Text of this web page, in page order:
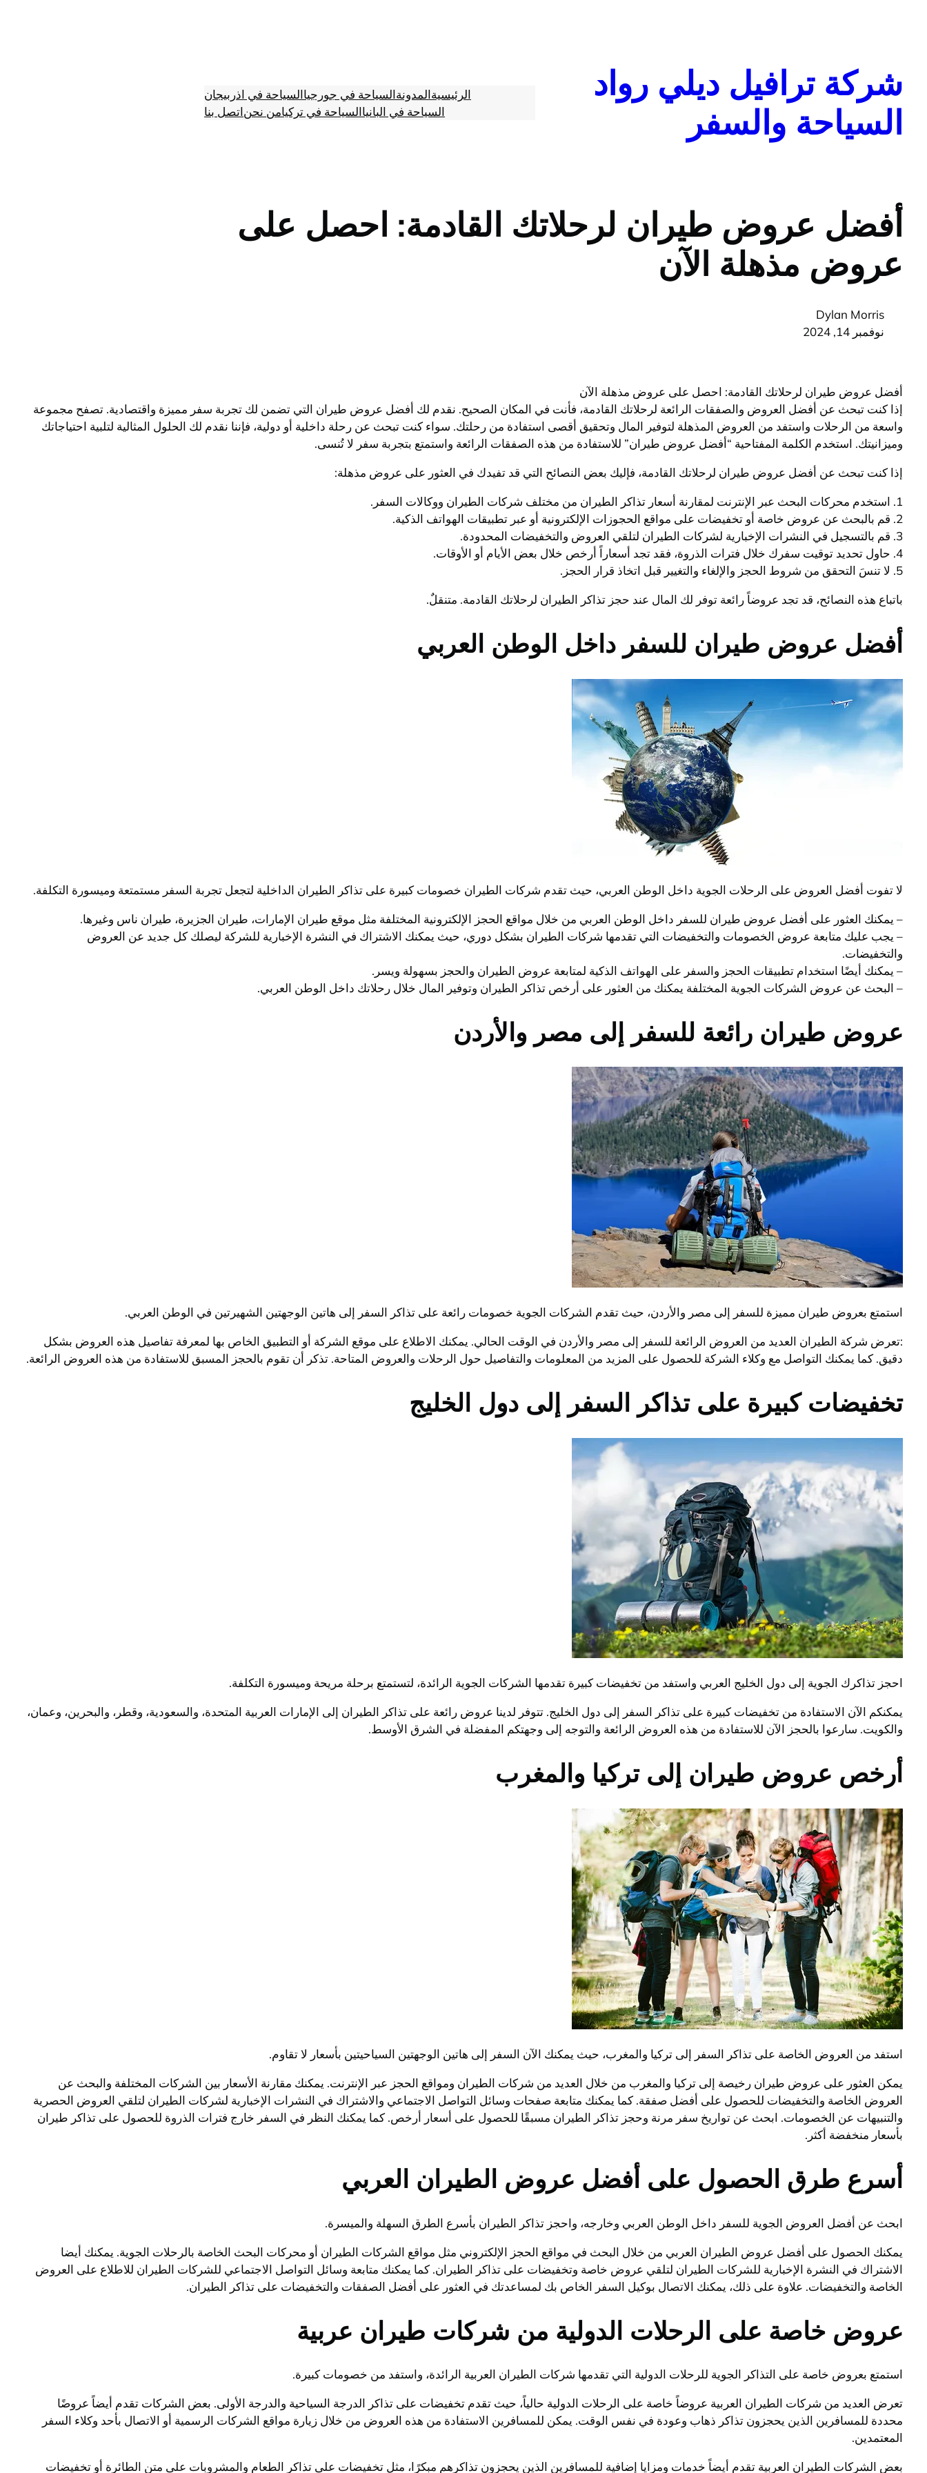
شركة ترافيل ديلي رواد
السياحة والسفر
الرئيسيةالمدونةالسياحة في جورجياالسياحة في اذربيجان
السياحة في البانياالسياحة في تركيامن نحناتصل بنا
أفضل عروض طيران لرحلاتك القادمة: احصل على
عروض مذهلة الآن
Dylan Morris
نوفمبر 14, 2024
أفضل عروض طيران لرحلاتك القادمة: احصل على عروض مذهلة الآن
إذا كنت تبحث عن أفضل العروض والصفقات الرائعة لرحلاتك القادمة، فأنت في المكان الصحيح. نقدم لك أفضل عروض طيران التي تضمن لك تجربة سفر مميزة واقتصادية. تصفح مجموعة
واسعة من الرحلات واستفد من العروض المذهلة لتوفير المال وتحقيق أقصى استفادة من رحلتك. سواء كنت تبحث عن رحلة داخلية أو دولية، فإننا نقدم لك الحلول المثالية لتلبية احتياجاتك
وميزانيتك. استخدم الكلمة المفتاحية “أفضل عروض طيران” للاستفادة من هذه الصفقات الرائعة واستمتع بتجربة سفر لا تُنسى.
إذا كنت تبحث عن أفضل عروض طيران لرحلاتك القادمة، فإليك بعض النصائح التي قد تفيدك في العثور على عروض مذهلة:
1. استخدم محركات البحث عبر الإنترنت لمقارنة أسعار تذاكر الطيران من مختلف شركات الطيران ووكالات السفر.
2. قم بالبحث عن عروض خاصة أو تخفيضات على مواقع الحجوزات الإلكترونية أو عبر تطبيقات الهواتف الذكية.
3. قم بالتسجيل في النشرات الإخبارية لشركات الطيران لتلقي العروض والتخفيضات المحدودة.
4. حاول تحديد توقيت سفرك خلال فترات الذروة، فقد تجد أسعاراً أرخص خلال بعض الأيام أو الأوقات.
5. لا تنسَ التحقق من شروط الحجز والإلغاء والتغيير قبل اتخاذ قرار الحجز.
باتباع هذه النصائح، قد تجد عروضاً رائعة توفر لك المال عند حجز تذاكر الطيران لرحلاتك القادمة. متنقلٌ.
أفضل عروض طيران للسفر داخل الوطن العربي
لا تفوت أفضل العروض على الرحلات الجوية داخل الوطن العربي، حيث تقدم شركات الطيران خصومات كبيرة على تذاكر الطيران الداخلية لتجعل تجربة السفر مستمتعة وميسورة التكلفة.
– يمكنك العثور على أفضل عروض طيران للسفر داخل الوطن العربي من خلال مواقع الحجز الإلكترونية المختلفة مثل موقع طيران الإمارات، طيران الجزيرة، طيران ناس وغيرها.
– يجب عليك متابعة عروض الخصومات والتخفيضات التي تقدمها شركات الطيران بشكل دوري، حيث يمكنك الاشتراك في النشرة الإخبارية للشركة ليصلك كل جديد عن العروض
والتخفيضات.
– يمكنك أيضًا استخدام تطبيقات الحجز والسفر على الهواتف الذكية لمتابعة عروض الطيران والحجز بسهولة ويسر.
– البحث عن عروض الشركات الجوية المختلفة يمكنك من العثور على أرخص تذاكر الطيران وتوفير المال خلال رحلاتك داخل الوطن العربي.
عروض طيران رائعة للسفر إلى مصر والأردن
استمتع بعروض طيران مميزة للسفر إلى مصر والأردن، حيث تقدم الشركات الجوية خصومات رائعة على تذاكر السفر إلى هاتين الوجهتين الشهيرتين في الوطن العربي.
:تعرض شركة الطيران العديد من العروض الرائعة للسفر إلى مصر والأردن في الوقت الحالي. يمكنك الاطلاع على موقع الشركة أو التطبيق الخاص بها لمعرفة تفاصيل هذه العروض بشكل
دقيق. كما يمكنك التواصل مع وكلاء الشركة للحصول على المزيد من المعلومات والتفاصيل حول الرحلات والعروض المتاحة. تذكر أن تقوم بالحجز المسبق للاستفادة من هذه العروض الرائعة.
تخفيضات كبيرة على تذاكر السفر إلى دول الخليج
احجز تذاكرك الجوية إلى دول الخليج العربي واستفد من تخفيضات كبيرة تقدمها الشركات الجوية الرائدة، لتستمتع برحلة مريحة وميسورة التكلفة.
يمكنكم الآن الاستفادة من تخفيضات كبيرة على تذاكر السفر إلى دول الخليج. تتوفر لدينا عروض رائعة على تذاكر الطيران إلى الإمارات العربية المتحدة، والسعودية، وقطر، والبحرين، وعمان،
والكويت. سارعوا بالحجز الآن للاستفادة من هذه العروض الرائعة والتوجه إلى وجهتكم المفضلة في الشرق الأوسط.
أرخص عروض طيران إلى تركيا والمغرب
استفد من العروض الخاصة على تذاكر السفر إلى تركيا والمغرب، حيث يمكنك الآن السفر إلى هاتين الوجهتين السياحيتين بأسعار لا تقاوم.
يمكن العثور على عروض طيران رخيصة إلى تركيا والمغرب من خلال العديد من شركات الطيران ومواقع الحجز عبر الإنترنت. يمكنك مقارنة الأسعار بين الشركات المختلفة والبحث عن
العروض الخاصة والتخفيضات للحصول على أفضل صفقة. كما يمكنك متابعة صفحات وسائل التواصل الاجتماعي والاشتراك في النشرات الإخبارية لشركات الطيران لتلقي العروض الحصرية
والتنبيهات عن الخصومات. ابحث عن تواريخ سفر مرنة وحجز تذاكر الطيران مسبقًا للحصول على أسعار أرخص. كما يمكنك النظر في السفر خارج فترات الذروة للحصول على تذاكر طيران
بأسعار منخفضة أكثر.
أسرع طرق الحصول على أفضل عروض الطيران العربي
ابحث عن أفضل العروض الجوية للسفر داخل الوطن العربي وخارجه، واحجز تذاكر الطيران بأسرع الطرق السهلة والميسرة.
يمكنك الحصول على أفضل عروض الطيران العربي من خلال البحث في مواقع الحجز الإلكتروني مثل مواقع الشركات الطيران أو محركات البحث الخاصة بالرحلات الجوية. يمكنك أيضا
الاشتراك في النشرة الإخبارية للشركات الطيران لتلقي عروض خاصة وتخفيضات على تذاكر الطيران. كما يمكنك متابعة وسائل التواصل الاجتماعي للشركات الطيران للاطلاع على العروض
الخاصة والتخفيضات. علاوة على ذلك، يمكنك الاتصال بوكيل السفر الخاص بك لمساعدتك في العثور على أفضل الصفقات والتخفيضات على تذاكر الطيران.
عروض خاصة على الرحلات الدولية من شركات طيران عربية
استمتع بعروض خاصة على التذاكر الجوية للرحلات الدولية التي تقدمها شركات الطيران العربية الرائدة، واستفد من خصومات كبيرة.
تعرض العديد من شركات الطيران العربية عروضاً خاصة على الرحلات الدولية حالياً، حيث تقدم تخفيضات على تذاكر الدرجة السياحية والدرجة الأولى. بعض الشركات تقدم أيضاً عروضًا
محددة للمسافرين الذين يحجزون تذاكر ذهاب وعودة في نفس الوقت. يمكن للمسافرين الاستفادة من هذه العروض من خلال زيارة مواقع الشركات الرسمية أو الاتصال بأحد وكلاء السفر
المعتمدين.
بعض الشركات الطيران العربية تقدم أيضاً خدمات ومزايا إضافية للمسافرين الذين يحجزون تذاكرهم مبكرًا، مثل تخفيضات على تذاكر الطعام والمشروبات على متن الطائرة أو تخفيضات